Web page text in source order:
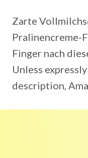
Zarte
Pralinencreme-
Finger nach
Unless
description,